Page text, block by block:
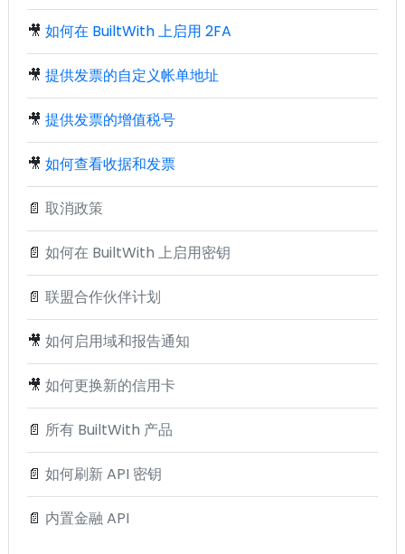
🎥 如何在 BuiltWith 上启用 2FA
🎥 提供发票的自定义帐单地址
🎥 提供发票的增值税号
🎥 如何查看收据和发票
📄 取消政策
📄 如何在 BuiltWith 上启用密钥
📄 联盟合作伙伴计划
🎥 如何启用域和报告通知
🎥 如何更换新的信用卡
📄 所有 BuiltWith 产品
📄 如何刷新 API 密钥
📄 内置金融 API